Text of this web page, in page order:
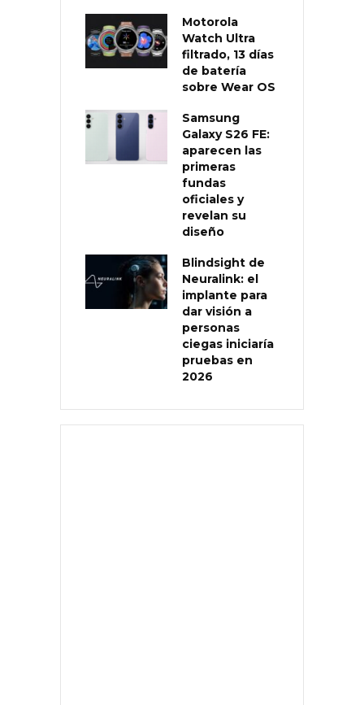
Motorola
Watch Ultra
filtrado, 13 días
de batería
sobre Wear OS
Samsung
Galaxy S26 FE:
aparecen las
primeras
fundas
oficiales y
revelan su
diseño
Blindsight de
Neuralink: el
implante para
dar visión a
personas
ciegas iniciaría
pruebas en
2026